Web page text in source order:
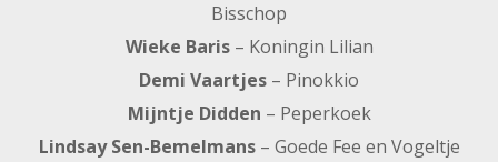
Bisschop
Wieke Baris– Koningin Lilian
Demi Vaartjes – Pinokkio
Mijntje Didden – Peperkoek
Lindsay Sen-Bemelmans– Goede Fee en Vogeltje